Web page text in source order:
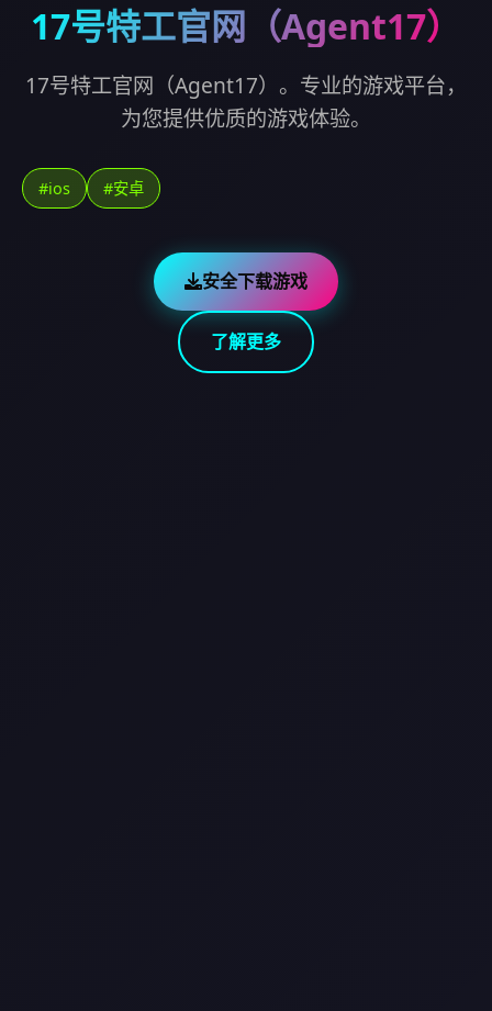
17号特工官网（Agent17）
17号特工官网（Agent17）。专业的游戏平台，
为您提供优质的游戏体验。
#ios #安卓
安全下载游戏
了解更多